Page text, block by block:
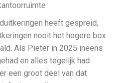
heeft gespreid,
nooit het hogere box
Als Pieter in 2025 ineens
en alles tegelijk had
een groot deel van dat